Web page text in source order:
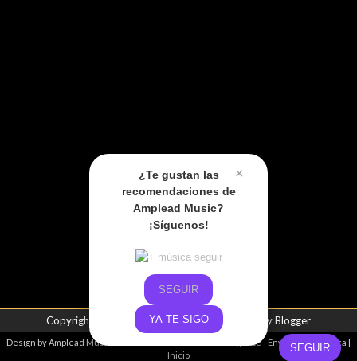
SEGUIR
×
¿Te gustan las
recomendaciones de
Amplead Music?
¡Síguenos!
SEGUIR
YA TE SIGO
Copyright © Amplead Music| Powered byBlogger
Design byAmplead Music - Promoviendo el talento emergente - Envíanos tu música
Inicio